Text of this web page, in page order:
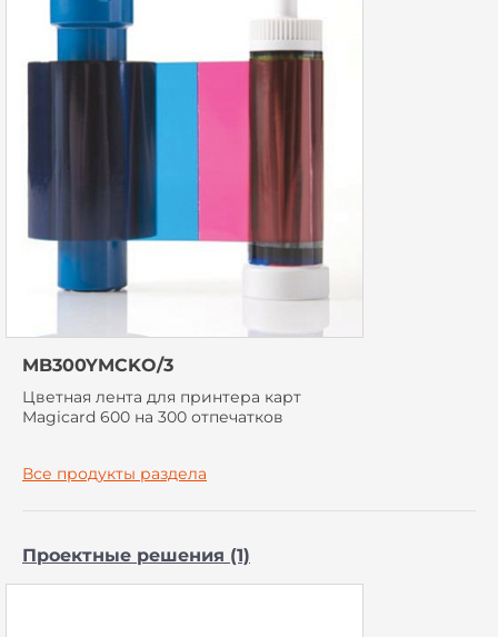
MB300YMCKO/3
Цветная лента для принтера карт
Magicard 600 на 300 отпечатков
Все продукты раздела
Проектные решения (1)